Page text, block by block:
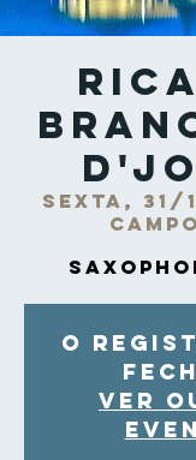
sexta, 31/
O
Ver